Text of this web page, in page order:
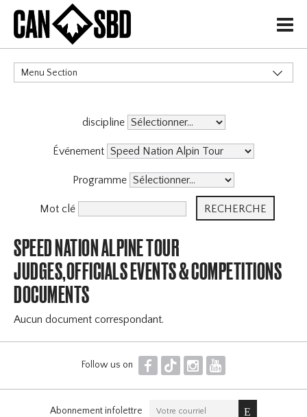
H
Menu Section
discipline
Événement
Programme
Mot clé
SPEED NATION ALPINE TOUR
JUDGES,OFFICIALS EVENTS & COMPETITIONS
DOCUMENTS
Aucun document correspondant.
Follow us on F T I Y
Abonnement infolettre